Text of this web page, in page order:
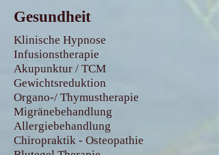
Klinische Hypnose
Infusionstherapie
Akupunktur / TCM
Gewichtsreduktion
Organo-/ Thymustherapie
Migränebehandlung
Allergiebehandlung
Chiropraktik - Osteopathie
Gesundheit